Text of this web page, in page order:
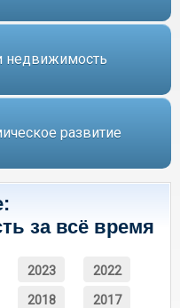
недвижимость
развитие
за всё время
2023 2022
2018 2017